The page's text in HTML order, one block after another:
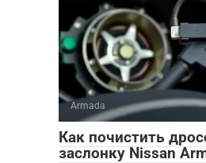
Armada
Как почистить
заслонку Nissan